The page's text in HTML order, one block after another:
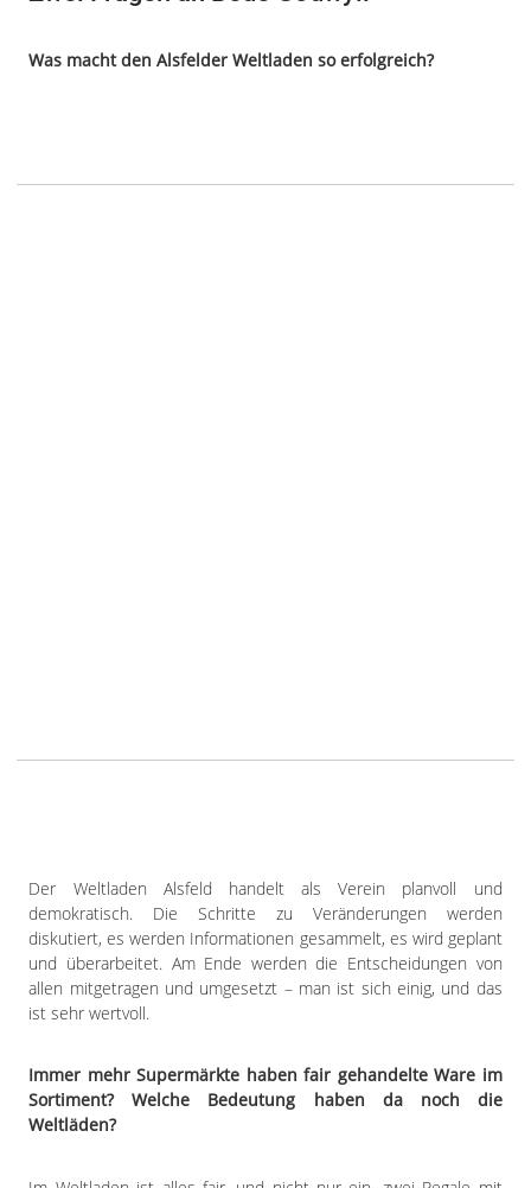
Was macht den Alsfelder Weltladen so erfolgreich?
Der Weltladen Alsfeld handelt als Verein planvoll und
demokratisch. Die Schritte zu Veränderungen werden
diskutiert, es werden Informationen gesammelt, es wird geplant
und überarbeitet. Am Ende werden die Entscheidungen von
allen mitgetragen und umgesetzt – man ist sich einig, und das
ist sehr wertvoll.
Immer mehr Supermärkte haben fair gehandelte Ware im
Sortiment? Welche Bedeutung haben da noch die
Weltläden?